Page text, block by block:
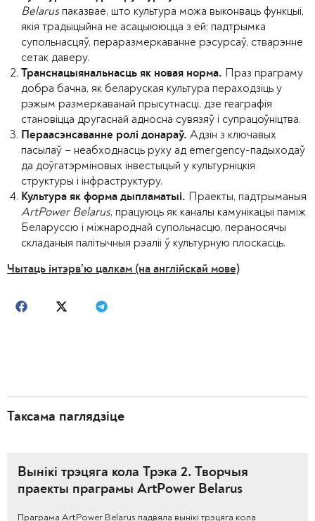
Belarusпаказвае, што культура можа выконваць функцыі,
якія традыцыйна не асацыююцца з ёй: падтрымка
супольнасцяў, пераразмеркаванне рэсурсаў, стварэнне
сетак даверу.
Транснацыянальнасць як новая норма. Праз праграму
добра бачна, як беларуская культура пераходзіць у
рэжым размеркаванай прысутнасці, дзе геаграфія
становіцца другаснай адносна сувязяў і супрацоўніцтва.
Пераасэнсаванне ролі донараў. Адзін з ключавых
пасылаў – неабходнасць руху ад emergency-падыходаў
да доўгатэрміновых інвестыцый у культурніцкія
структуры і інфраструктуру.
Культура як форма дыпламатыі. Праекты, падтрыманыя
ArtPower Belarus, працуюць як каналы камунікацыі паміж
Беларуссю і міжнароднай супольнасцю, пераносячы
складаныя палітычныя рэаліі ў культурную плоскасць.
Чытаць інтэрв’ю цалкам (на англійскай мове)
Таксама паглядзіце
Вынікі трэцяга кола Трэка 2. Творчыя
праекты праграмы ArtPower Belarus
Праграма ArtPower Belarus падвяла вынікі трэцяга кола